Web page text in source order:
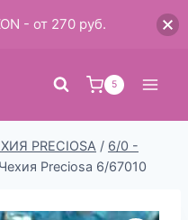
5
PRECIOSA / 6/0 -
Preciosa 6/67010
- от 270 руб.